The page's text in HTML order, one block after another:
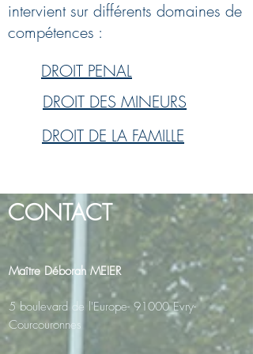
intervient sur différents domaines de
compétences :
DROIT PENAL
DROIT DES MINEURS
DROIT DE LA FAMILLE
CONTACT
Maître Déborah MEIER
5 boulevard de l'Europe- 91000 Evry-
Courcouronnes